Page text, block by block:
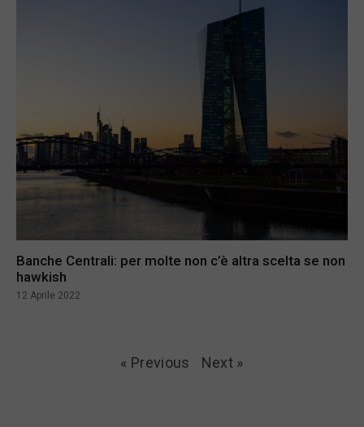
Banche Centrali: per molte non c’è altra scelta se non
hawkish
12 Aprile 2022
« Previous Next »